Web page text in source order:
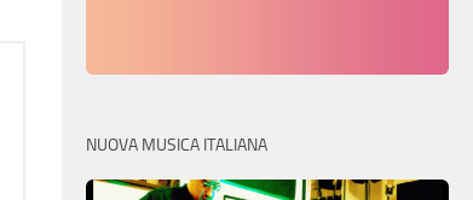
NUOVA MUSICA ITALIANA